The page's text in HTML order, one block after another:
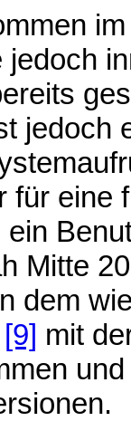
jedoch
für eine
Mitte
dem
[9] mit